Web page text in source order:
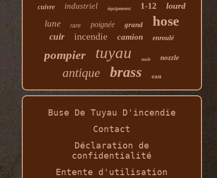
cuivre industriel équipement 1-12 lourd
lune rare poignée grand hose
cuir incendie camion enroulé
pompier tuyau noir nozzle
antique brass eau
Buse De Tuyau D'incendie
Contact
Déclaration de
confidentialité
Entente d'utilisation